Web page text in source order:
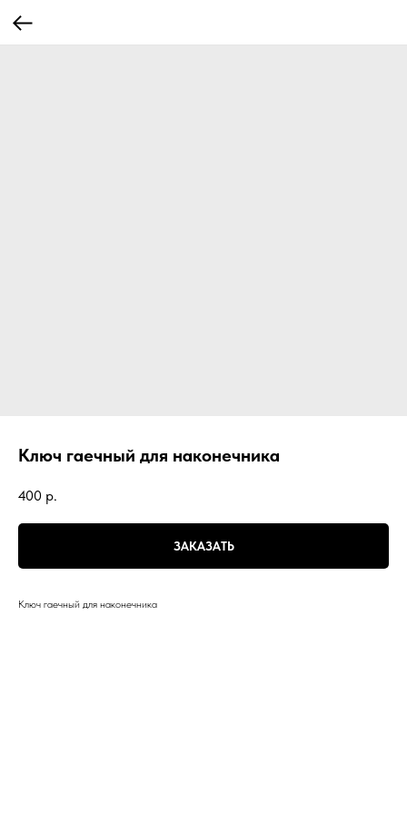
Ключ гаечный для наконечника
400 р.
ЗАКАЗАТЬ
Ключ гаечный для наконечника